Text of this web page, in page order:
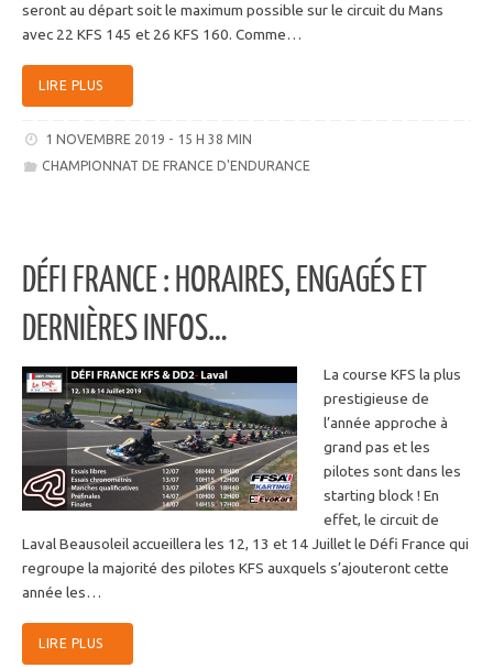
seront au départ soit le maximum possible sur le circuit du Mans
avec 22 KFS 145 et 26 KFS 160. Comme…
LIRE PLUS
1 NOVEMBRE 2019 - 15 H 38 MIN
CHAMPIONNAT DE FRANCE D'ENDURANCE
DÉFI FRANCE : HORAIRES, ENGAGÉS ET
DERNIÈRES INFOS…
La course KFS la plus
prestigieuse de
l’année approche à
grand pas et les
pilotes sont dans les
starting block ! En
effet, le circuit de
Laval Beausoleil accueillera les 12, 13 et 14 Juillet le Défi France qui
regroupe la majorité des pilotes KFS auxquels s’ajouteront cette
année les…
LIRE PLUS